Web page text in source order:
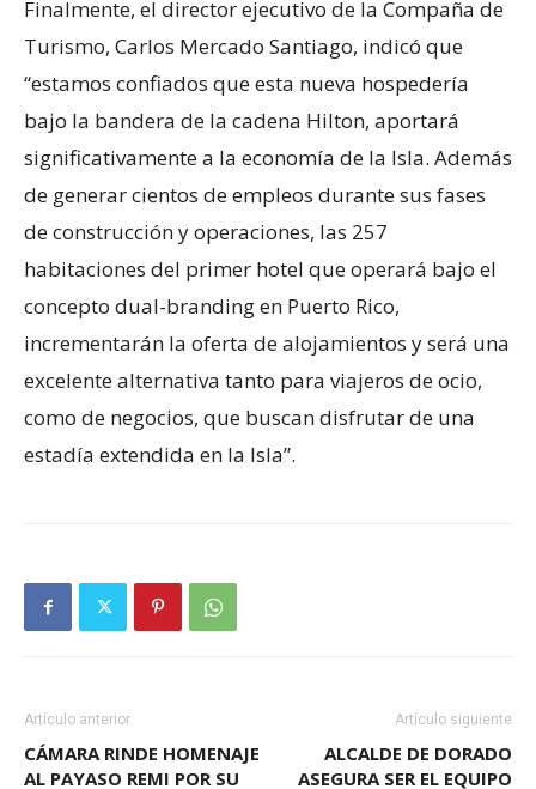
Finalmente, el director ejecutivo de la Compaña de
Turismo, Carlos Mercado Santiago, indicó que
“estamos confiados que esta nueva hospedería
bajo la bandera de la cadena Hilton, aportará
significativamente a la economía de la Isla. Además
de generar cientos de empleos durante sus fases
de construcción y operaciones, las 257
habitaciones del primer hotel que operará bajo el
concepto dual-branding en Puerto Rico,
incrementarán la oferta de alojamientos y será una
excelente alternativa tanto para viajeros de ocio,
como de negocios, que buscan disfrutar de una
estadía extendida en la Isla”.
Artículo anterior
CÁMARA RINDE HOMENAJE
AL PAYASO REMI POR SU
Artículo siguiente
ALCALDE DE DORADO
ASEGURA SER EL EQUIPO